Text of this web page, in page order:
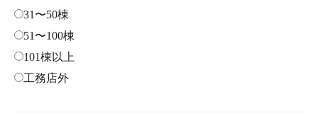
31〜50棟
51〜100棟
101棟以上
工務店外